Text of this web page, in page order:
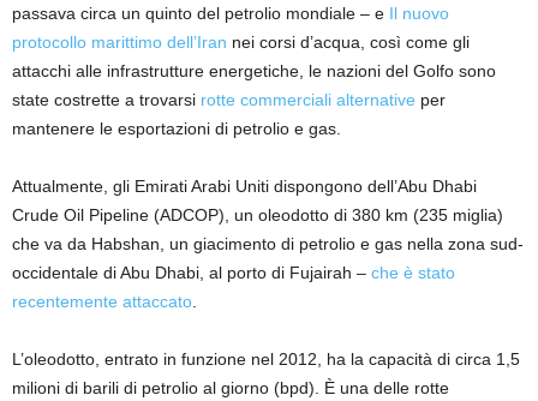
passava circa un quinto del petrolio mondiale – e Il nuovo
protocollo marittimo dell’Iran nei corsi d’acqua, così come gli
attacchi alle infrastrutture energetiche, le nazioni del Golfo sono
state costrette a trovarsi rotte commerciali alternative per
mantenere le esportazioni di petrolio e gas.
Attualmente, gli Emirati Arabi Uniti dispongono dell’Abu Dhabi
Crude Oil Pipeline (ADCOP), un oleodotto di 380 km (235 miglia)
che va da Habshan, un giacimento di petrolio e gas nella zona sud-
occidentale di Abu Dhabi, al porto di Fujairah – che è stato
recentemente attaccato
L’oleodotto, entrato in funzione nel 2012, ha la capacità di circa 1,5
milioni di barili di petrolio al giorno (bpd). È una delle rotte